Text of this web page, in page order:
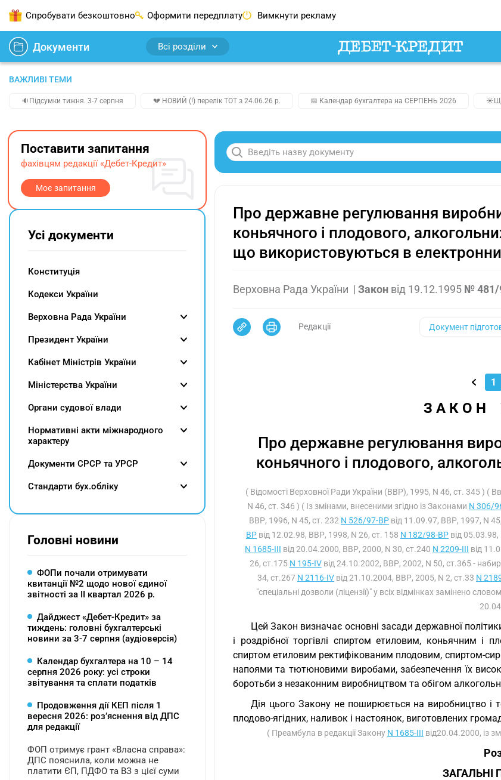
Спробувати безкоштовно Оформити передплату Вимкнути рекламу
Документи Всі розділи
ВАЖЛИВІ ТЕМИ
🔉Підсумки тижня. 3-7 серпня 💔 НОВИЙ (!) перелік ТОТ з 24.06.26 р. 📅 Календар бухгалтера на СЕРПЕНЬ 2026 ☀️Що
Про державне регулювання
коньячного і плодового,
що використовуються в
Верховна Рада України | Закон від 19.12.1995 № 481/
Редакції Документ
1
З А К О Н
Про державне регулювання
коньячного і плодового,
( Відомості Верховної Ради України (ВВР), 1995, N 46, ст. 345 ) (
N 46, ст. 346 ) ( Із змінами, внесеними згідно із Законами N 306/
ВВР, 1996, N 45, ст. 232 N 526/97-ВР від 11.09.97, ВВР, 1997, N
ВР від 12.02.98, ВВР, 1998, N 26, ст. 158 N 182/98-ВР від
N 1685-III від 20.04.2000, ВВР, 2000, N 30, ст.240 N 2209-III від
26, ст.175 N 195-IVвід 24.10.2002, ВВР, 2002, N 50, ст.365 -
34, ст.267 N 2116-IV від 21.10.2004, ВВР, 2005, N 2, ст.33 N
"спеціальні дозволи (ліцензії)" у всіх відмінках замінено
Цей Закон визначає основні засади державної
і роздрібної торгівлі спиртом етиловим, коньячним і
спиртом етиловим ректифікованим плодовим, спиртом-
напоями та тютюновими виробами, забезпечення їх
боротьби з незаконним виробництвом та обігом
Дія цього Закону не поширюється на виробництво і
плодово-ягідних, наливок і настоянок, виготовлених
( Преамбула в редакції Закону N 1685-III від20.04.2000, із
ЗАГАЛЬНІ
Поставити запитання
фахівцям редакції «Дебет-Кредит»
Моє запитання
Усі документи
Конституція
Кодекси України
Верховна Рада України
Президент України
Кабінет Міністрів України
Міністерства України
Органи судової влади
Нормативні акти міжнародного
характеру
Документи СРСР та УРСР
Cтандарти бух.обліку
Головні новини
ФОПи почали отримувати
квитанції №2 щодо нової єдиної
звітності за ІІ квартал 2026 р.
Дайджест «Дебет-Кредит» за
тиждень: головні бухгалтерські
новини за 3-7 серпня (аудіоверсія)
Календар бухгалтера на 10 – 14
серпня 2026 року: усі строки
звітування та сплати податків
Продовження дії КЕП після 1
вересня 2026: розʼяснення від ДПС
для редакції
ФОП отримує грант «Власна справа»:
ДПС пояснила, коли можна не
платити ЄП, ПДФО та ВЗ з цієї суми